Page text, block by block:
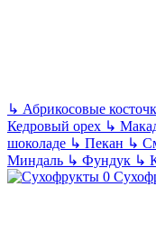
↳ Абрикосовые
Кедровый орех ↳
шоколаде ↳ Пекан ↳
Миндаль ↳ Фундук ↳